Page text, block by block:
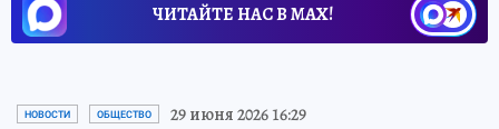
ЧИТАЙТЕ НАС В МАХ!
НОВОСТИ ОБЩЕСТВО 29 июня 2026 16:29